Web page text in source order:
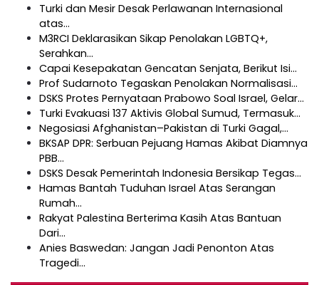
Turki dan Mesir Desak Perlawanan Internasional
atas…
M3RCI Deklarasikan Sikap Penolakan LGBTQ+,
Serahkan…
Capai Kesepakatan Gencatan Senjata, Berikut Isi…
Prof Sudarnoto Tegaskan Penolakan Normalisasi…
DSKS Protes Pernyataan Prabowo Soal Israel, Gelar…
Turki Evakuasi 137 Aktivis Global Sumud, Termasuk…
Negosiasi Afghanistan–Pakistan di Turki Gagal,…
BKSAP DPR: Serbuan Pejuang Hamas Akibat Diamnya
PBB…
DSKS Desak Pemerintah Indonesia Bersikap Tegas…
Hamas Bantah Tuduhan Israel Atas Serangan
Rumah…
Rakyat Palestina Berterima Kasih Atas Bantuan
Dari…
Anies Baswedan: Jangan Jadi Penonton Atas
Tragedi…